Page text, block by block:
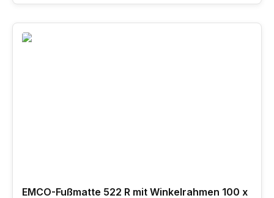
EMCO-Fußmatte 522 R mit Winkelrahmen 100 x